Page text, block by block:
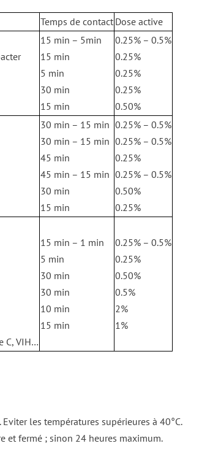
Temps de contact Dose active
15 min – 5min
15 min
5 min
30 min
15 min
0.25% – 0.5%
0.25%
0.25%
0.25%
0.50%
30 min – 15 min
30 min – 15 min
45 min
45 min – 15 min
30 min
15 min
0.25% – 0.5%
0.25% – 0.5%
0.25%
0.25% – 0.5%
0.50%
0.25%
C, VIH…
15 min – 1 min
5 min
30 min
30 min
10 min
15 min
0.25% – 0.5%
0.25%
0.50%
0.5%
2%
1%
les températures supérieures à 40°C.
et fermé ; sinon 24 heures maximum.